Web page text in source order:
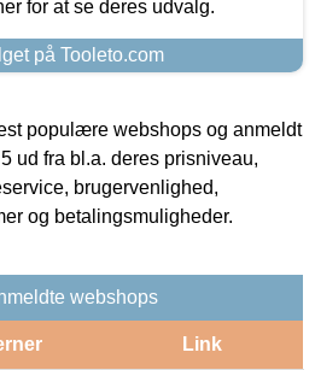
for at se deres udvalg.
på Tooleto.com
populære webshops og anmeldt
ud fra bl.a. deres prisniveau,
brugervenlighed,
og betalingsmuligheder.
webshops
Link